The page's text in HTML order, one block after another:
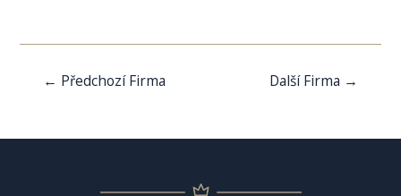
Navigace
← Předchozí Firma Další Firma →